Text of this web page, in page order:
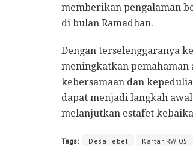
memberikan pengalaman
di bulan Ramadhan.
Dengan terselenggaranya
meningkatkan pemahaman
kebersamaan dan
dapat menjadi langkah
melanjutkan estafet
Tags: Desa Tebel Kartar RW 05